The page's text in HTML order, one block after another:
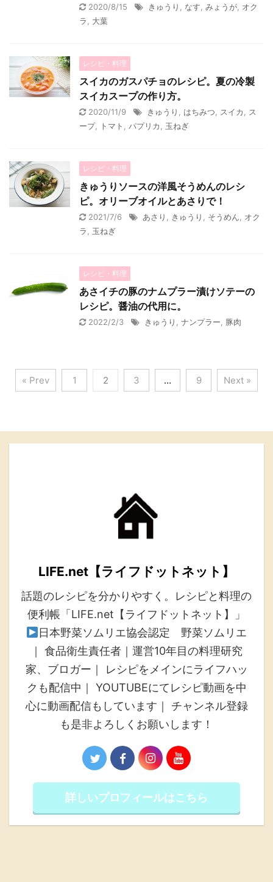
2020/8/15 きゅうり なす みょうが オク
ラ
大葉
レシピ・料理
スイカのガスパチョのレシピ。夏の冷製
スイカスープの作り方。
2020/11/9 きゅうり はちみつ スイカ
ス
ープ, トマト パプリカ 玉ねぎ
レシピ・料理
きゅうりソースの洋風そうめんのレシ
ピ。オリーブオイルとあさりで！
2021/7/6 あさり きゅうり そうめん
オク
ラ
玉ねぎ
レシピ・料理
あさイチの豚のナムプラー漬けソテーの
レシピ。醤油の代用に。
2022/2/3 きゅうり ナンプラー 豚肉
« Prev 1 2 3 … 9 Next »
LIFE.net【ライフドットネット】
話題のレシピを分かりやすく。レシピと料理の
便利帳「LIFE.net【ライフドットネット】」
日本野菜ソムリエ協会認定 野菜ソムリエ
｜ 食品衛生責任者｜運営10年目の料理研究
家、ブロガー｜ レシピをメインにライフハッ
クも配信中｜ YOUTUBEにてレシピ動画を中
心に動画配信もしています｜ チャンネル登録
も是非よろしくお願いします！
詳しいプロフィールはこちら